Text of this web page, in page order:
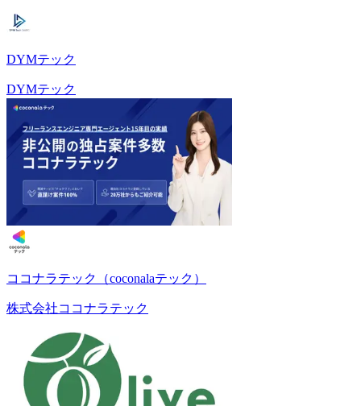
DYMテック
DYMテック
ココナラテック（coconalaテック）
株式会社ココナラテック